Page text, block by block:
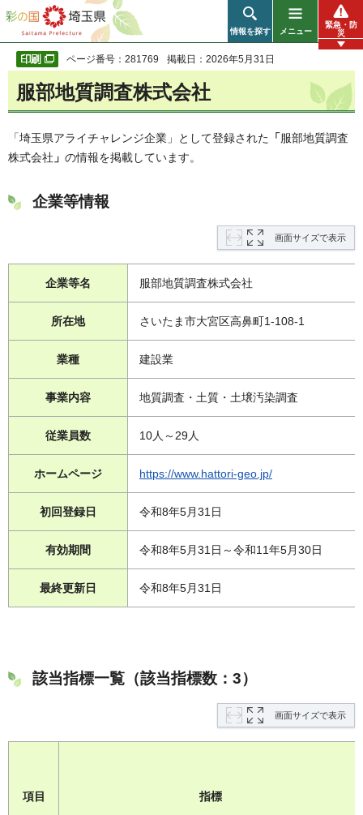
彩の国 埼玉県
情報を探す メニュー
緊急・防
災
ページ番号：281769 掲載日：2026年5月31日
服部地質調査株式会社
「埼玉県アライチャレンジ企業」として登録された 「服部地質調査
株式会社 」 の情報を掲載しています。
企業等情報
画面サイズで表示
企業等名 服部地質調査株式会社
所在地 さいたま市大宮区高鼻町1-108-1
業種 建設業
事業内容 地質調査・土質・土壌汚染調査
従業員数 10人～29人
ホームページ https://www.hattori-geo.jp/
初回登録日 令和8年5月31日
有効期間 令和8年5月31日～令和11年5月30日
最終更新日 令和8年5月31日
該当指標一覧（該当指標数：3）
画面サイズで表示
項目 指標